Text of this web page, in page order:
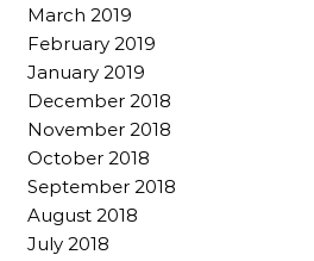
March 2019
February 2019
January 2019
December 2018
November 2018
October 2018
September 2018
August 2018
July 2018